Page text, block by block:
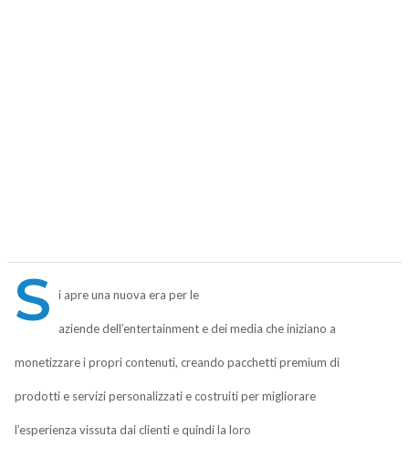
S i apre una nuova era per le
aziende dell’entertainment e dei media che iniziano a
monetizzare i propri contenuti, creando pacchetti premium di
prodotti e servizi personalizzati e costruiti per migliorare
l’esperienza vissuta dai clienti e quindi la loro